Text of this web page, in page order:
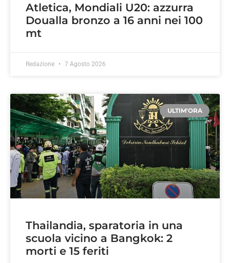
Atletica, Mondiali U20: azzurra
Doualla bronzo a 16 anni nei 100
mt
Redazione 7 Agosto 2026
ULTIM'ORA
Thailandia, sparatoria in una
scuola vicino a Bangkok: 2
morti e 15 feriti